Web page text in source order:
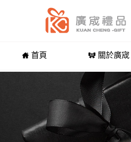
首頁 關於廣宬